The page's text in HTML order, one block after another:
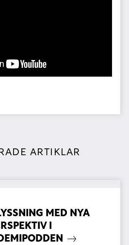
ARTIKLAR
MED NYA
I